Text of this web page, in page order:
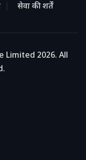
सेवा की शर्तें
Limited 2026. All